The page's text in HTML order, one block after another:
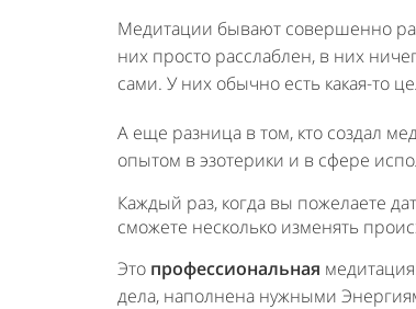
Медитации бывают совершенно
них просто расслаблен, в них
сами. У них обычно есть какая-то
А еще разница в том, кто создал
опытом в эзотерики и в сфере
Каждый раз, когда вы пожелаете
сможете несколько изменять
Это профессиональная
дела, наполнена нужными